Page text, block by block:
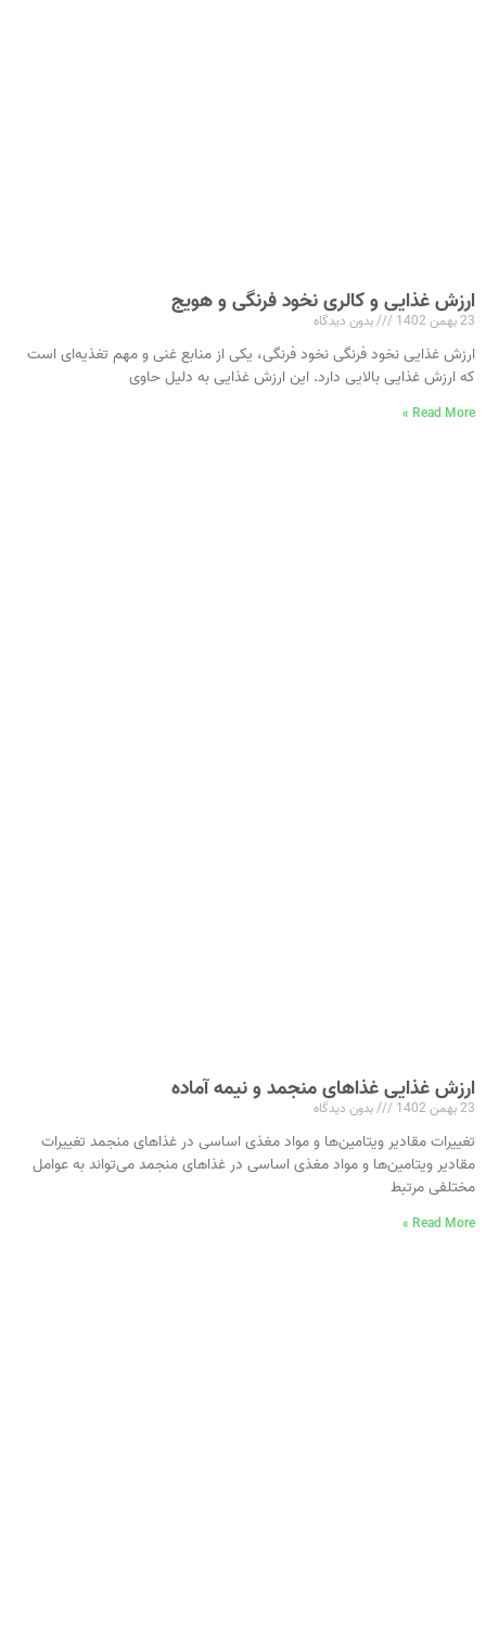
ارزش غذایی و کالری نخود فرنگی و هویج
23 بهمن 1402 بدون دیدگاه
ارزش غذایی نخود فرنگی نخود فرنگی، یکی از منابع غنی و مهم تغذیه‌ای است
که ارزش غذایی بالایی دارد. این ارزش غذایی به دلیل حاوی
Read More »
ارزش غذایی غذاهای منجمد و نیمه آماده
23 بهمن 1402 بدون دیدگاه
تغییرات مقادیر ویتامین‌ها و مواد مغذی اساسی در غذاهای منجمد تغییرات
مقادیر ویتامین‌ها و مواد مغذی اساسی در غذاهای منجمد می‌تواند به عوامل
مختلفی مرتبط
Read More »